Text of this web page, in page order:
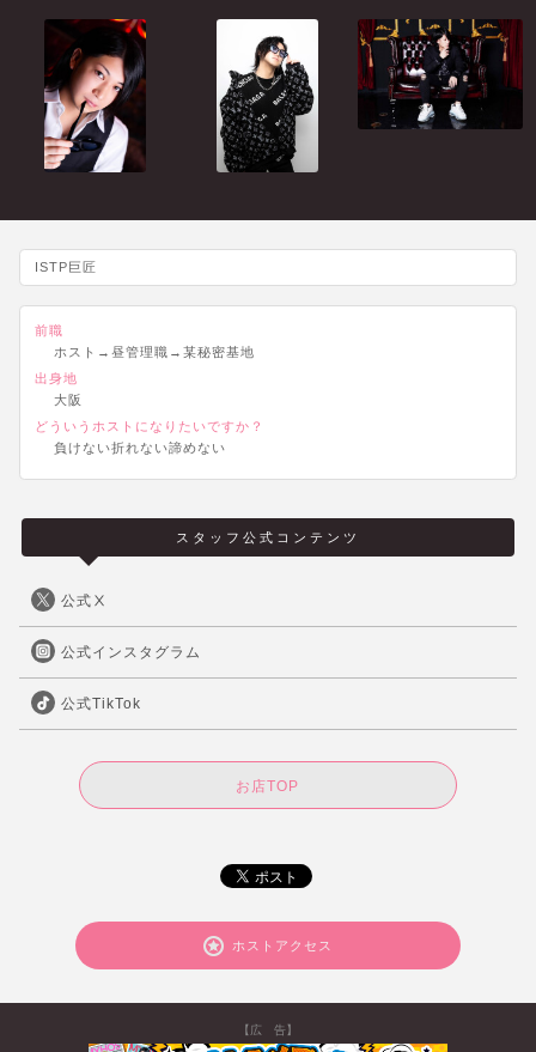
ISTP巨匠
前職
ホスト→昼管理職→某秘密基地
出身地
大阪
どういうホストになりたいですか？
負けない折れない諦めない
スタッフ公式コンテンツ
公式Ⅹ
公式インスタグラム
公式TikTok
お店TOP
ホストアクセス
【広 告】